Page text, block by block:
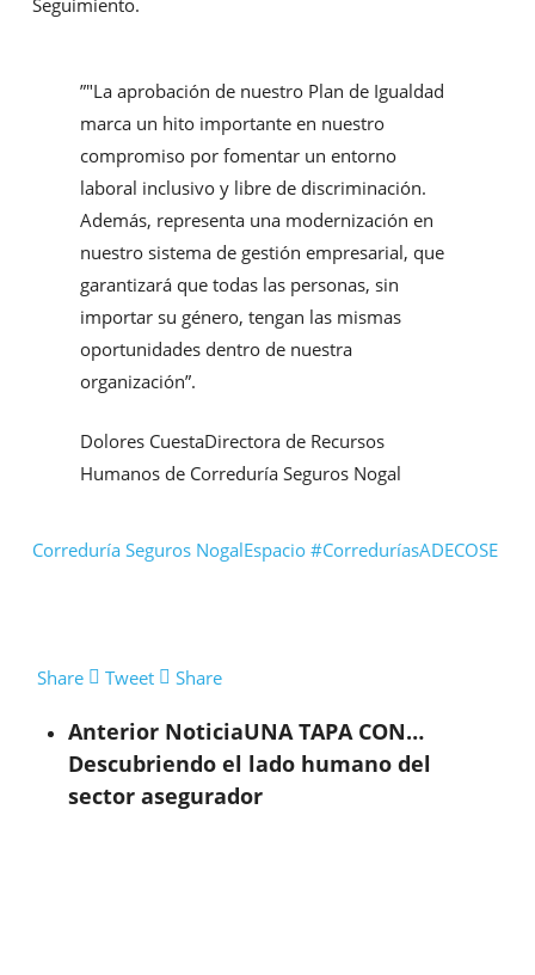
Seguimiento.
”"La aprobación de nuestro Plan de Igualdad
marca un hito importante en nuestro
compromiso por fomentar un entorno
laboral inclusivo y libre de discriminación.
Además, representa una modernización en
nuestro sistema de gestión empresarial, que
garantizará que todas las personas, sin
importar su género, tengan las mismas
oportunidades dentro de nuestra
organización”.
Dolores CuestaDirectora de Recursos
Humanos de Correduría Seguros Nogal
Correduría Seguros NogalEspacio #CorreduríasADECOSE
Share Tweet Share
Anterior NoticiaUNA TAPA CON…
Descubriendo el lado humano del
sector asegurador